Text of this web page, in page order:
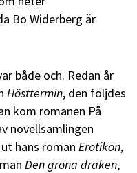
Bo Widerberg är
både och. Redan år
Hösttermin, den följdes
kom romanen På
novellsamlingen
hans roman Erotikon,
Den gröna draken,